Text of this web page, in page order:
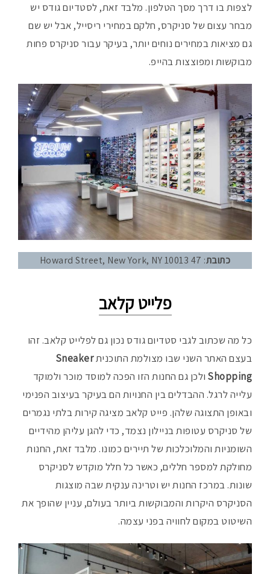
לצפות בו דרך מסך הטלפון. מלבד זאת, לסטדיום גודס יש
מבחר עצום של סניקרס, חלקם במחירי ריסייל, אבל יש שם
גם מציאות במחירים נוחים יותר, בעיקר עבור סניקרס פחות
מבוקשות ומפוצצות בהייפ.
כתובת: 47 Howard Street, New York, NY 10013
פלייט קלאב
כל מה שכתוב לגבי סטדיום גודס נכון גם לפלייט קלאב. זהו
בעצם האתר השני שבו מצולמת התוכניתSneaker
Shopping ולכן גם החנות הזו הפכה למוסד מוכר ולמוקד
עלייה לרגל. ההבדלים בין החנויות הם בעיקר בעיצוב הפנימי
ובאופן התצוגה שלהן. פייט קלאב מציגה קירות בלתי נגמרים
של סניקרס עטופות בניילון נצמד, כדי להגן עליהן מהידיים
השומניות והמלוכלכות של תיירים כמונו. מלבד זאת, החנות
מחולקת למספר חללים, כאשר כל חלל מוקדש לסניקרס
שונות. במרכז החנות יש וטרינה ענקית שבה מוצגות
הסניקרס היקרות והמבוקשות ביותר בעולם, עניין שהופך את
השיטוט במקום לחוויה בפני עצמה.